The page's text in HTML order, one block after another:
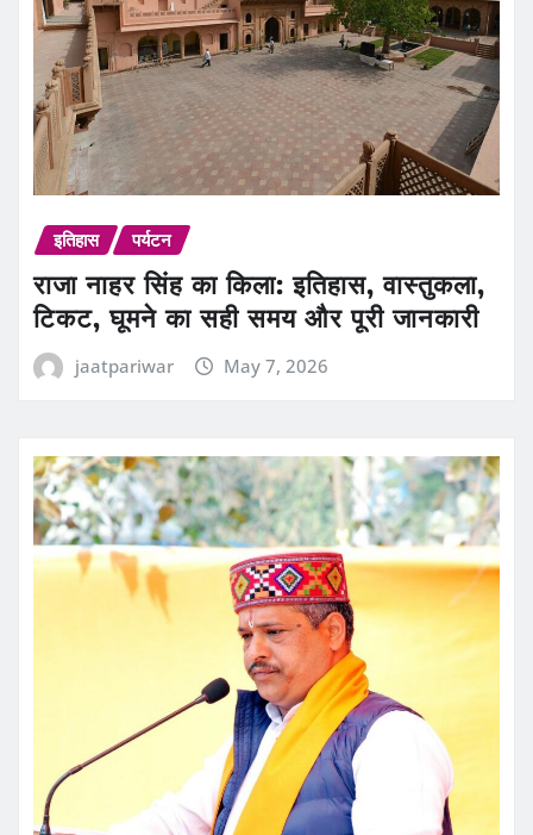
इतिहास पर्यटन
राजा नाहर सिंह का किला: इतिहास, वास्तुकला,
टिकट, घूमने का सही समय और पूरी जानकारी
jaatpariwar May 7, 2026